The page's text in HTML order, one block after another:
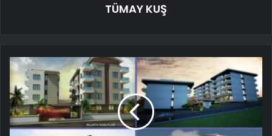
TÜMAY KUŞ